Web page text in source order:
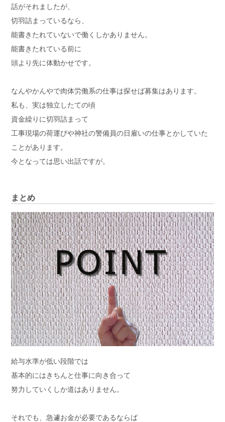
話がそれましたが、
切羽詰まっているなら、
能書きたれていないで働くしかありません。
能書きたれている前に
頭より先に体動かせです。
なんやかんやで肉体労働系の仕事は探せば募集はあります。
私も、実は独立したての頃
資金繰りに切羽詰まって
工事現場の荷運びや神社の警備員の日雇いの仕事とかしていた
ことがあります。
今となっては思い出話ですが。
まとめ
給与水準が低い段階では
基本的にはきちんと仕事に向き合って
努力していくしか道はありません。
それでも、急遽お金が必要であるならば